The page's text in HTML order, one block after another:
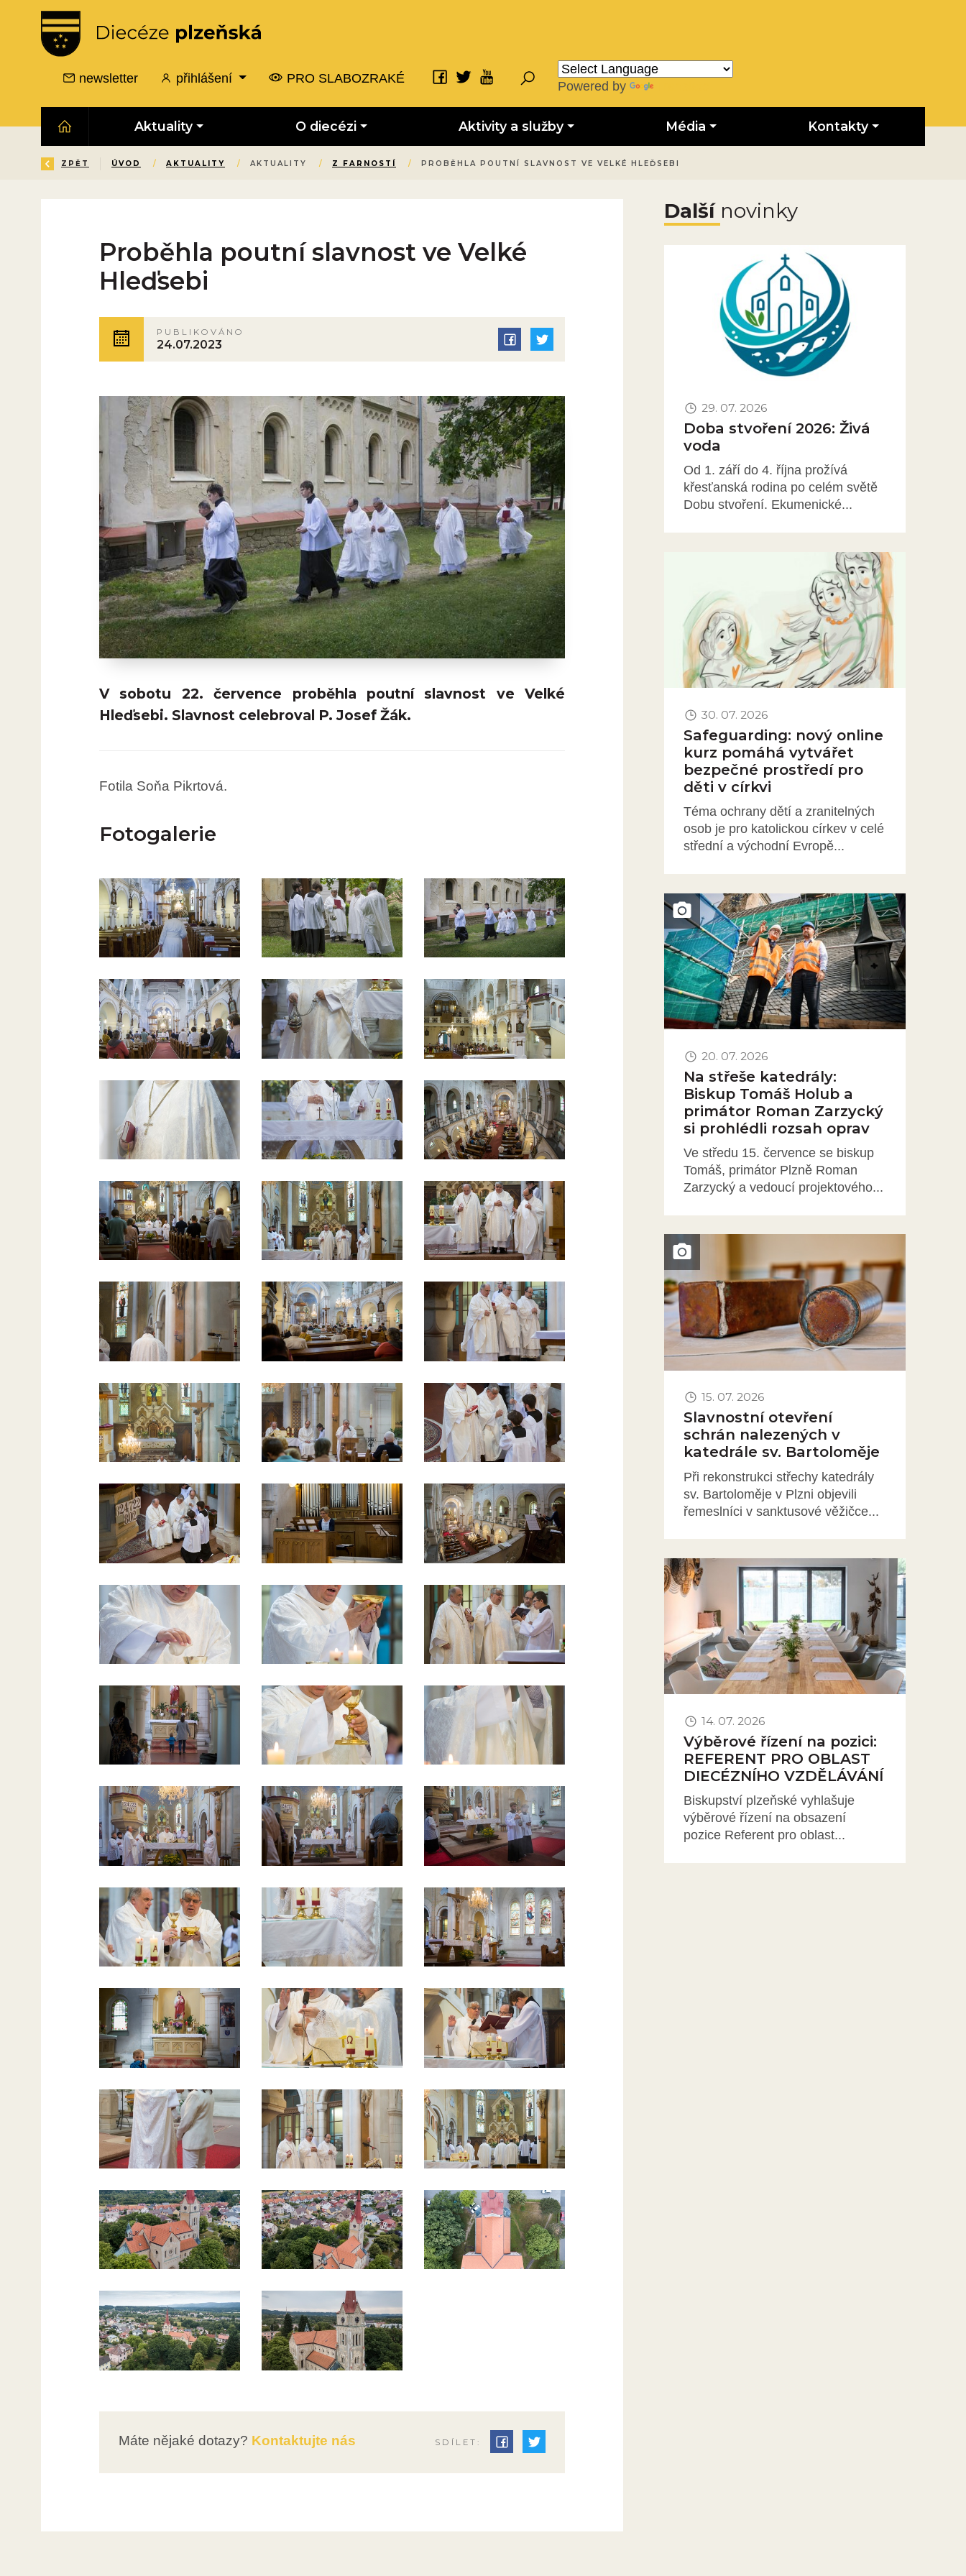
newsletter přihlášení PRO SLABOZRAKÉ
Powered by
Aktuality O diecézi Aktivity a služby Média Kontakty
ZPĚT ÚVOD / AKTUALITY / AKTUALITY / Z FARNOSTÍ / PROBĚHLA POUTNÍ SLAVNOST VE VELKÉ HLEĎSEBI
Proběhla poutní slavnost ve Velké
Hleďsebi
PUBLIKOVÁNO
24.07.2023
V sobotu 22. července proběhla poutní slavnost ve Velké
Hleďsebi. Slavnost celebroval P. Josef Žák.
Fotila Soňa Pikrtová.
Fotogalerie
Máte nějaké dotazy? Kontaktujte nás SDÍLET:
Další novinky
29. 07. 2026
Doba stvoření 2026: Živá
voda
Od 1. září do 4. října prožívá
křesťanská rodina po celém světě
Dobu stvoření. Ekumenické...
30. 07. 2026
Safeguarding: nový online
kurz pomáhá vytvářet
bezpečné prostředí pro
děti v církvi
Téma ochrany dětí a zranitelných
osob je pro katolickou církev v celé
střední a východní Evropě...
Obrázek novinky
20. 07. 2026
Na střeše katedrály:
Biskup Tomáš Holub a
primátor Roman Zarzycký
si prohlédli rozsah oprav
Ve středu 15. července se biskup
Tomáš, primátor Plzně Roman
Zarzycký a vedoucí projektového...
Obrázek novinky
15. 07. 2026
Slavnostní otevření
schrán nalezených v
katedrále sv. Bartoloměje
Při rekonstrukci střechy katedrály
sv. Bartoloměje v Plzni objevili
řemeslníci v sanktusové věžičce...
Obrázek novinky
14. 07. 2026
Výběrové řízení na pozici:
REFERENT PRO OBLAST
DIECÉZNÍHO VZDĚLÁVÁNÍ
Biskupství plzeňské vyhlašuje
výběrové řízení na obsazení
pozice Referent pro oblast...